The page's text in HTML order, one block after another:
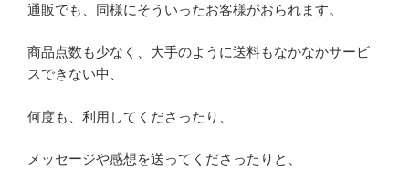
通販でも、同様にそういったお客様がおられます。
商品点数も少なく、大手のように送料もなかなかサービ
スできない中、
何度も、利用してくださったり、
メッセージや感想を送ってくださったりと、